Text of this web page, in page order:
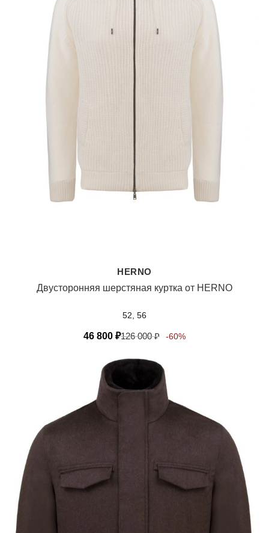
HERNO
Двусторонняя шерстяная куртка от HERNO
52, 56
46 800 ₽126 000₽ -60%